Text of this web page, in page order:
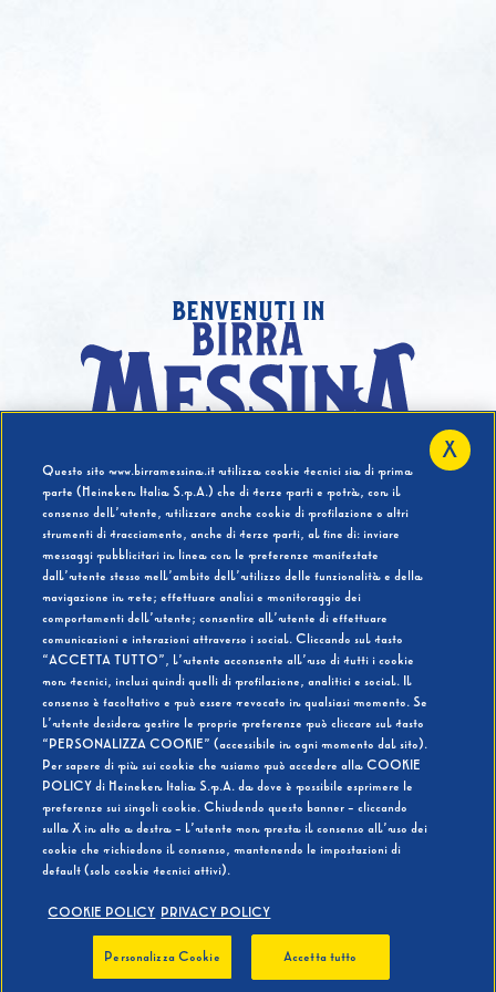
benvenuti in
Hai compiuto 18 Anni?
SI NO
BEVI RESPONSABILMENTE
Questo sito www.birramessina.it utilizza cookie tecnici sia di prima
parte (Heineken Italia S.p.A.) che di terze parti e potrà, con il
consenso dell’utente, utilizzare anche cookie di profilazione o altri
strumenti di tracciamento, anche di terze parti, al fine di: inviare
messaggi pubblicitari in linea con le preferenze manifestate
dall’utente stesso nell’ambito dell’utilizzo delle funzionalità e della
navigazione in rete; effettuare analisi e monitoraggio dei
comportamenti dell’utente; consentire all’utente di effettuare
comunicazioni e interazioni attraverso i social. Cliccando sul tasto
“ACCETTA TUTTO”, l’utente acconsente all’uso di tutti i cookie
non tecnici, inclusi quindi quelli di profilazione, analitici e social. Il
consenso è facoltativo e può essere revocato in qualsiasi momento. Se
l’utente desidera gestire le proprie preferenze può cliccare sul tasto
“PERSONALIZZA COOKIE” (accessibile in ogni momento dal sito).
Per sapere di più sui cookie che usiamo può accedere alla COOKIE
POLICY di Heineken Italia S.p.A. da dove è possibile esprimere le
preferenze sui singoli cookie. Chiudendo questo banner - cliccando
sulla X in alto a destra - l’utente non presta il consenso all’uso dei
cookie che richiedono il consenso, mantenendo le impostazioni di
default (solo cookie tecnici attivi).
COOKIE POLICY PRIVACY POLICY
Personalizza Cookie Accetta tutto
X